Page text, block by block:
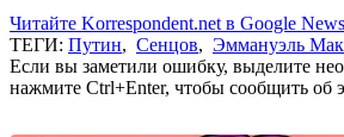
Читайте Korrespondent.net в Google News
ТЕГИ: Путин, Сенцов, Эммануэль
Если вы заметили ошибку, выделите
нажмите Ctrl+Enter, чтобы сообщить об